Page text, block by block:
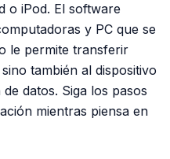
o iPod. El software
y PC que se
le permite transferir
también al dispositivo
datos. Siga los pasos
mientras piensa en